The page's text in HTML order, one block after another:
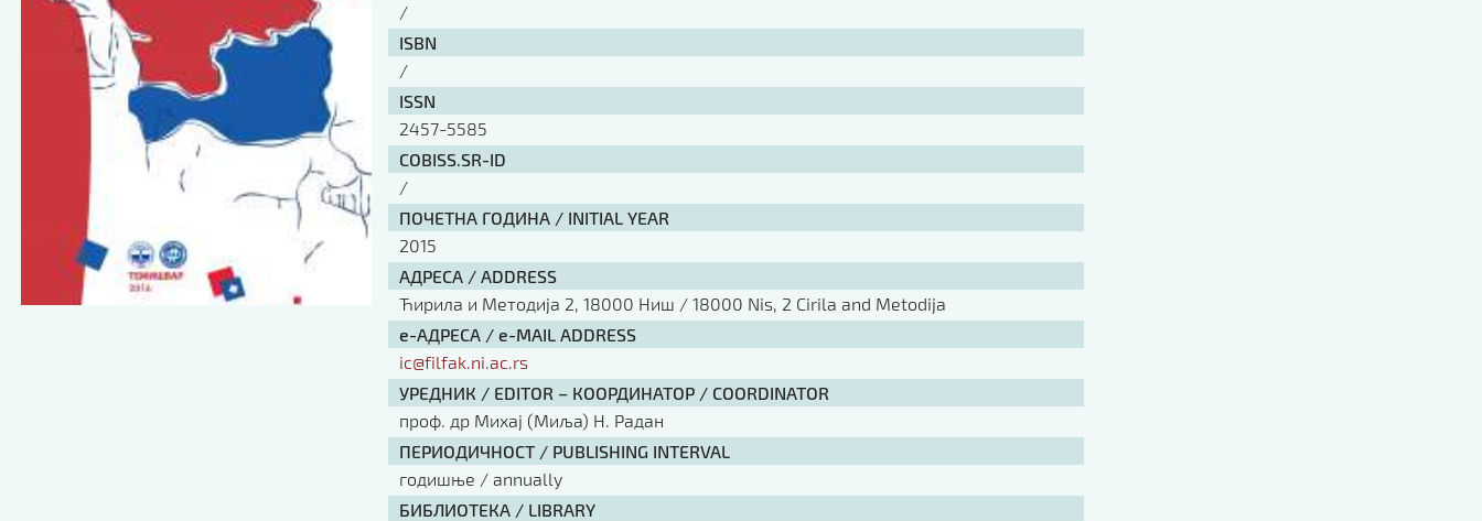
/
ISBN
/
ISSN
2457-5585
COBISS.SR-ID
/
ПОЧЕТНА ГОДИНА / INITIAL YEAR
2015
АДРЕСА / ADDRESS
Ћирила и Методија 2, 18000 Ниш / 18000 Nis, 2 Cirila and Metodija
е-АДРЕСА / e-MAIL ADDRESS
ic@filfak.ni.ac.rs
УРЕДНИК / EDITOR – КООРДИНАТОР / COORDINATOR
проф. др Михај (Миља) Н. Радан
ПЕРИОДИЧНОСТ / PUBLISHING INTERVAL
годишње / annually
БИБЛИОТЕКА / LIBRARY